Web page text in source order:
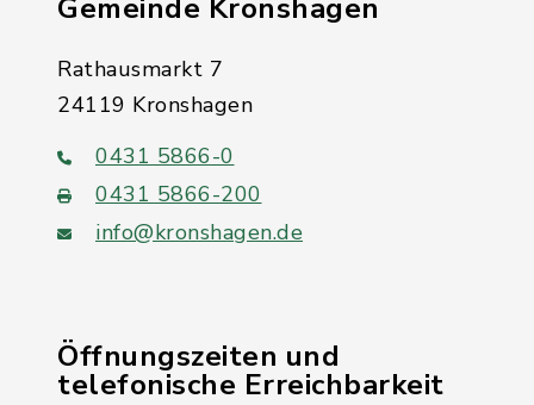
Gemeinde Kronshagen
Rathausmarkt 7
24119 Kronshagen
0431 5866-0
0431 5866-200
info@kronshagen.de
Öffnungszeiten und
telefonische Erreichbarkeit